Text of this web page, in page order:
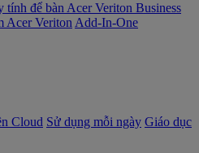
tính để bàn Acer Veriton Business
Acer Veriton Add-In-One
Cloud Sử dụng mỗi ngày Giáo dục